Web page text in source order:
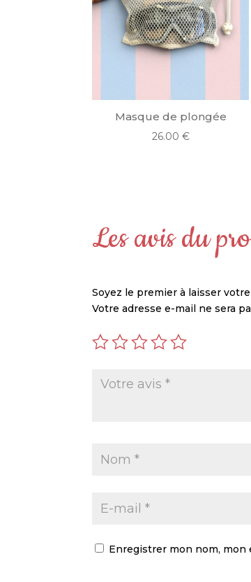
Masque de plongée
26.00 €
Les avis du
Soyez le premier à laisser
Votre adresse e-mail ne sera
Enregistrer mon nom, mon